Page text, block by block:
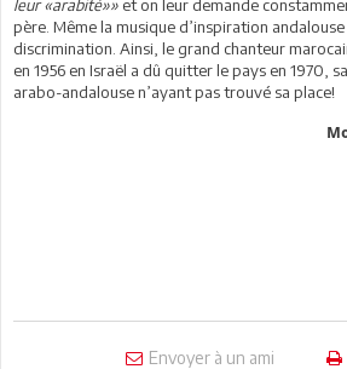
leur «arabité»» et on leur demande
père. Même la musique d’inspiration
discrimination. Ainsi, le grand chanteur
en 1956 en Israël a dû quitter le pays en 1970,
arabo-andalouse n’ayant pas trouvé sa place!
Envoyer à un ami